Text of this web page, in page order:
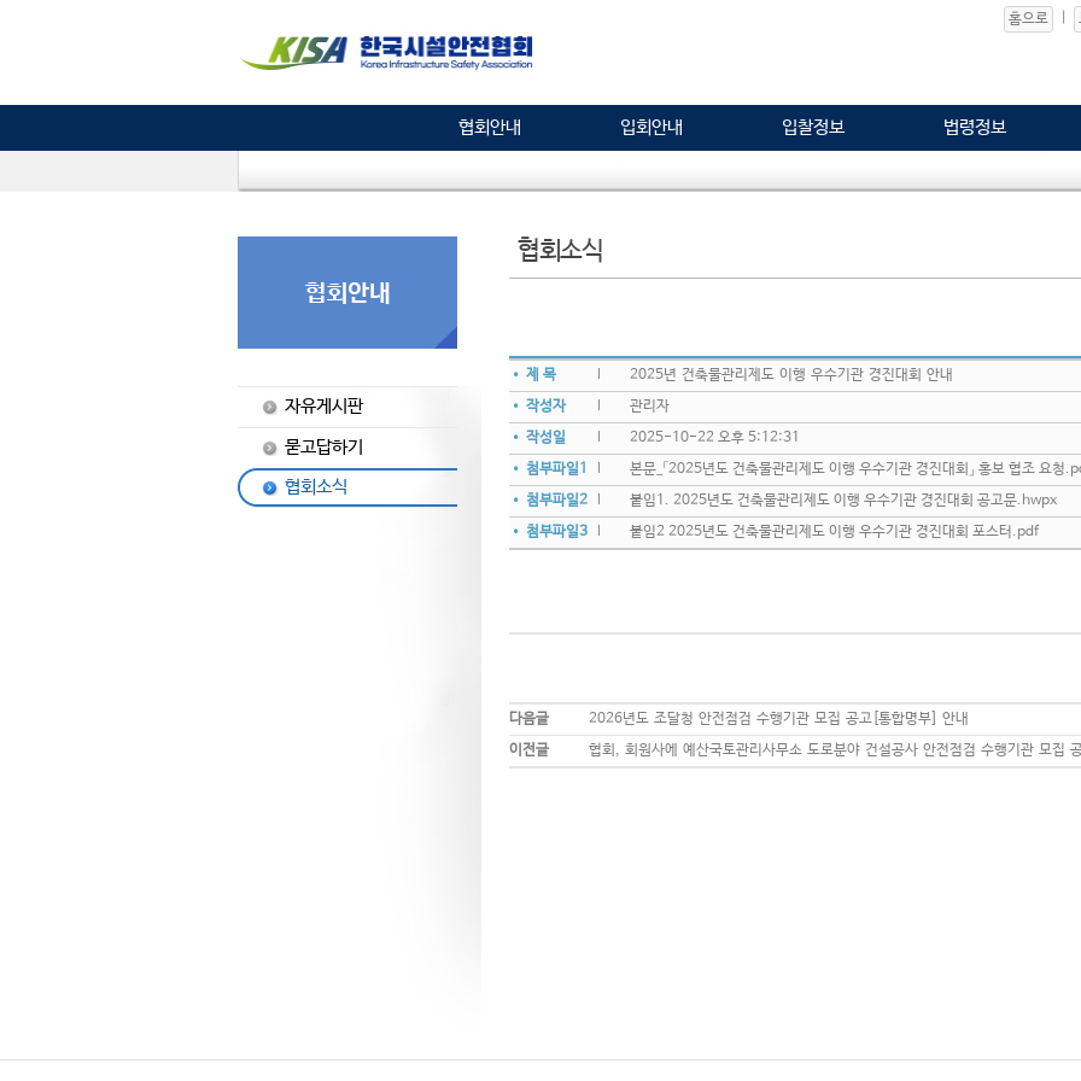
홈으로
협회안내 입회안내 입찰정보 법령정보
자유게시판
묻고답하기
협회소식
협회소식
• 제 목
2025년 건축물관리제도 이행 우수기관 경진대회 안내
• 작성자
관리자
• 작성일
2025-10-22 오후 5:12:31
• 첨부파일1
본문_「2025년도 건축물관리제도 이행 우수기관 경진대회」 홍보 협조 요청
• 첨부파일2
붙임1. 2025년도 건축물관리제도 이행 우수기관 경진대회 공고문.hwpx
• 첨부파일3
붙임2 2025년도 건축물관리제도 이행 우수기관 경진대회 포스터.pdf
다음글
2026년도 조달청 안전점검 수행기관 모집 공고[통합명부] 안내
이전글
협회, 회원사에 예산국토관리사무소 도로분야 건설공사 안전점검 수행기관 모집